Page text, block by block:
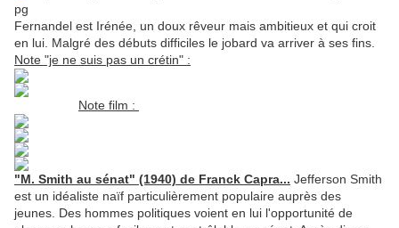
Fernandel est Irénée, un doux rêveur mais ambitieux et qui croit
en lui. Malgré des débuts difficiles le jobard va arriver à ses fins.
Note "je ne suis pas un crétin" :
Note film :
"M. Smith au sénat" (1940) de Franck Capra... Jefferson Smith
est un idéaliste naïf particulièrement populaire auprès des
jeunes. Des hommes politiques voient en lui l'opportunité de